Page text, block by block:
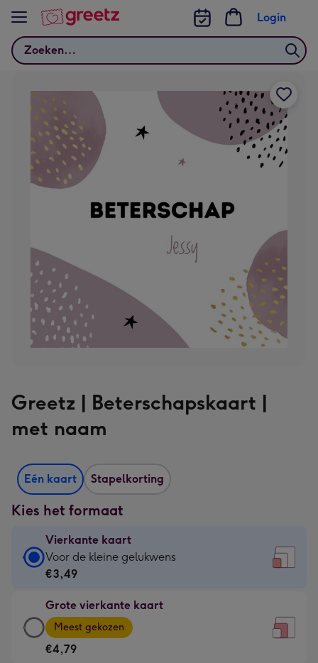
Bekijk meer
Zoeken
Login
Greetz | Beterschapskaart |
met naam
Eén kaart Stapelkorting
Kies het formaat
Vierkante kaart
Vierkante
kaart
€3,49
-
Voor
Voor de kleine gelukwens
€3,49
Grote vierkante kaart
Grote
vierkante
kaart
Meest gekozen
€4,79